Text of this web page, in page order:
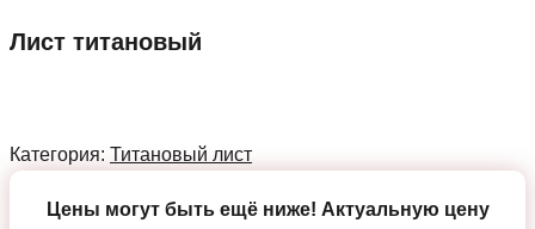
Лист титановый
Категория: Титановый лист
Цены могут быть ещё ниже! Актуальную цену